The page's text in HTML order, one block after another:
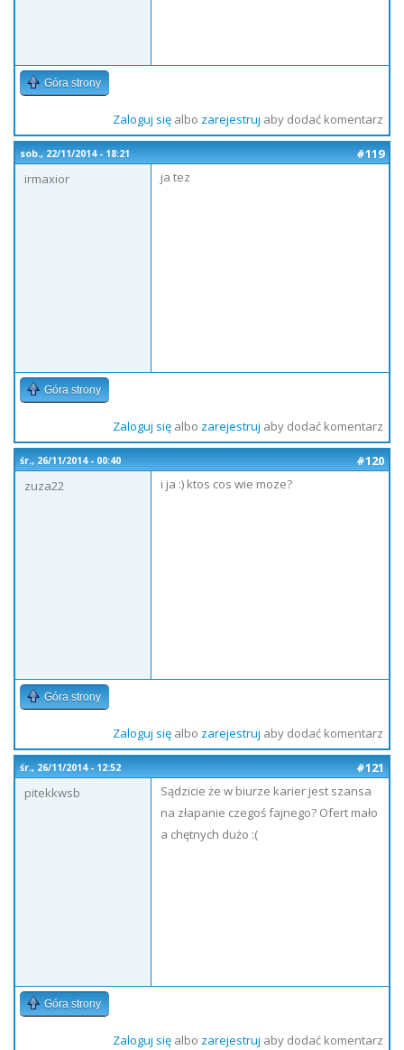
Góra strony
Zaloguj sięalbo zarejestruj aby dodać komentarz
sob., 22/11/2014 - 18:21
#119
irmaxior
ja tez
Góra strony
Zaloguj sięalbo zarejestruj aby dodać komentarz
śr., 26/11/2014 - 00:40
#120
zuza22
i ja :) ktos cos wie moze?
Góra strony
Zaloguj sięalbo zarejestruj aby dodać komentarz
śr., 26/11/2014 - 12:52
#121
pitekkwsb
Sądzicie że w biurze karier jest szansa
na złapanie czegoś fajnego? Ofert mało
a chętnych dużo :(
Góra strony
Zaloguj sięalbo zarejestruj aby dodać komentarz